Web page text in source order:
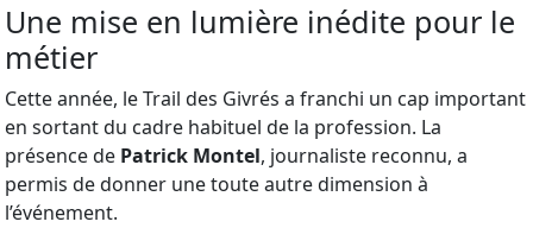
Une mise en lumière inédite pour le
métier
Cette année, le Trail des Givrés a franchi un cap important
en sortant du cadre habituel de la profession. La
présence de Patrick Montel, journaliste reconnu, a
permis de donner une toute autre dimension à
l’événement.